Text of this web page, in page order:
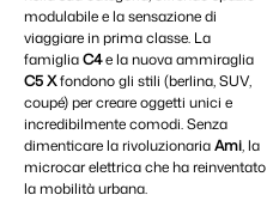
modulabile e la sensazione di
viaggiare in prima classe. La
famigliaC4e la nuova ammiraglia
C5 Xfondono gli stili (berlina, SUV,
coupé) per creare oggetti unici e
incredibilmente comodi. Senza
dimenticare la rivoluzionariaAmi, la
microcar elettrica che ha reinventato
la mobilità urbana.